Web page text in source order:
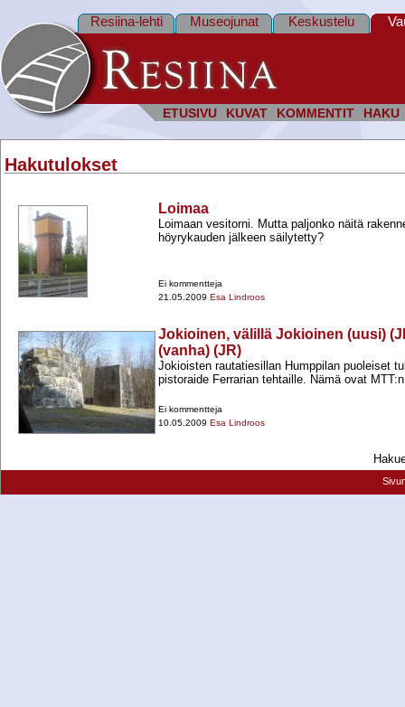
ETUSIVU KUVAT KOMMENTIT HAKU
Resiina-lehti Museojunat Keskustelu
Hakutulokset
Loimaa
Loimaan vesitorni. Mutta paljonko näitä
höyrykauden jälkeen säilytetty?
Ei kommentteja
21.05.2009 Esa Lindroos
Jokioinen, välillä Jokioinen (uusi)
(vanha) (JR)
Jokioisten rautatiesillan Humppilan puoleiset
pistoraide Ferrarian tehtaille. Nämä ovat
Ei kommentteja
10.05.2009 Esa Lindroos